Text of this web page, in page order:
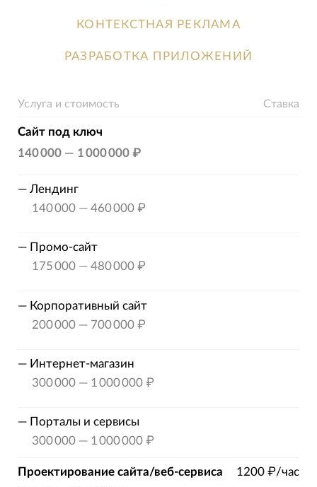
КОНТЕКСТНАЯ РЕКЛАМА
РАЗРАБОТКА ПРИЛОЖЕНИЙ
Услуга и стоимость Ставка
Сайт под ключ
140 000— 1 000 000 ₽
— Лендинг
140 000— 460 000 ₽
— Промо-сайт
175 000— 480 000 ₽
— Корпоративный сайт
200 000— 700 000 ₽
— Интернет-магазин
300 000— 1 000 000 ₽
— Порталы и сервисы
300 000— 1 000 000 ₽
Проектирование сайта/веб-сервиса
1200 ₽/час